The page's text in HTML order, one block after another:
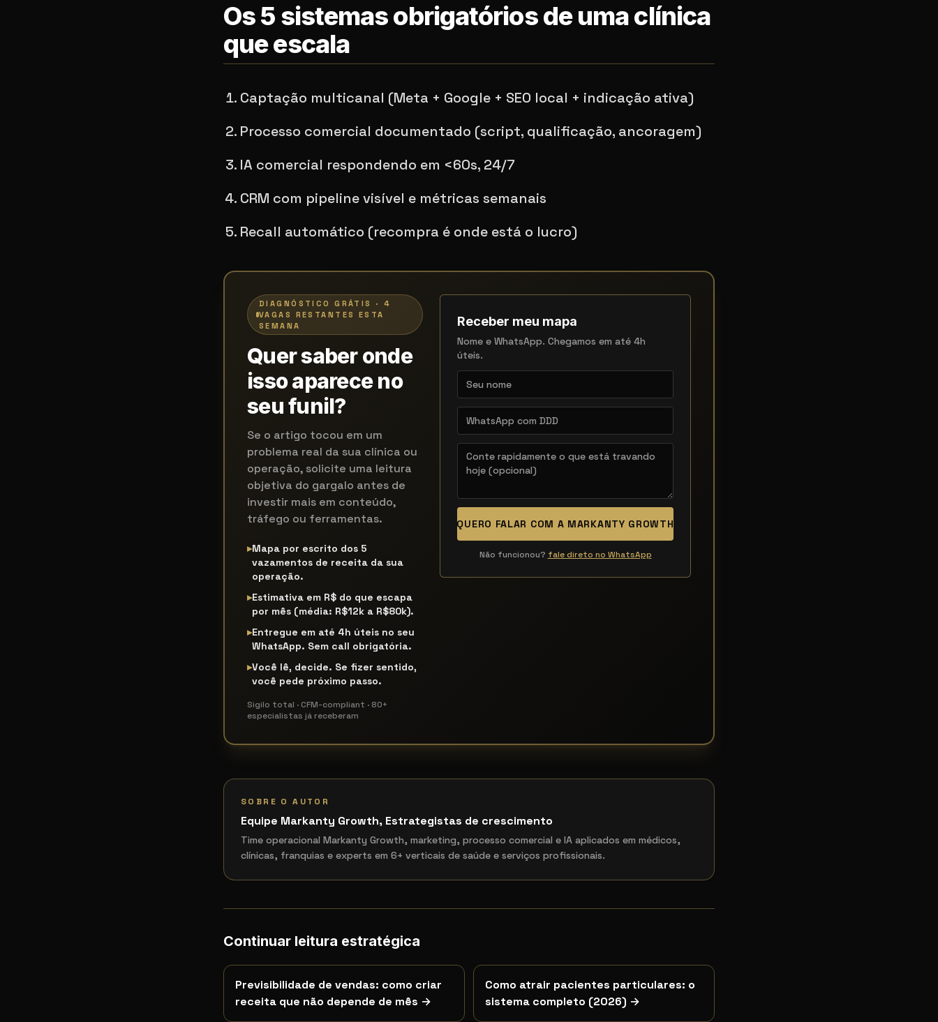
Os 5 sistemas obrigatórios de uma clínica
que escala
Captação multicanal (Meta + Google + SEO local + indicação ativa)
Processo comercial documentado (script, qualificação, ancoragem)
IA comercial respondendo em <60s, 24/7
CRM com pipeline visível e métricas semanais
Recall automático (recompra é onde está o lucro)
DIAGNÓSTICO GRÁTIS · 4
VAGAS RESTANTES ESTA
SEMANA
Quer saber onde
isso aparece no
seu funil?
Se o artigo tocou em um
problema real da sua clínica ou
operação, solicite uma leitura
objetiva do gargalo antes de
investir mais em conteúdo,
tráfego ou ferramentas.
▸Mapa por escrito dos 5
vazamentos de receita da sua
operação.
▸Estimativa em R$ do que escapa
por mês (média: R$12k a R$80k).
▸Entregue em até 4h úteis no seu
WhatsApp. Sem call obrigatória.
▸Você lê, decide. Se fizer sentido,
você pede próximo passo.
Sigilo total · CFM-compliant · 80+
especialistas já receberam
Receber meu mapa
Nome e WhatsApp. Chegamos em até 4h
úteis.
QUERO FALAR COM A MARKANTY GROWTH
Não funcionou? fale direto no WhatsApp
SOBRE O AUTOR
Equipe Markanty Growth, Estrategistas de crescimento
Time operacional Markanty Growth, marketing, processo comercial e IA aplicados em médicos,
clínicas, franquias e experts em 6+ verticais de saúde e serviços profissionais.
Continuar leitura estratégica
Previsibilidade de vendas: como criar
receita que não depende de mês →
Como atrair pacientes particulares: o
sistema completo (2026) →